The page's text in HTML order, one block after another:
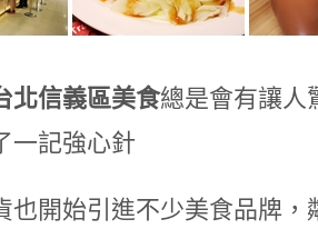
北信義區美食總是會有讓人
一記強心針
也開始引進不少美食品牌，